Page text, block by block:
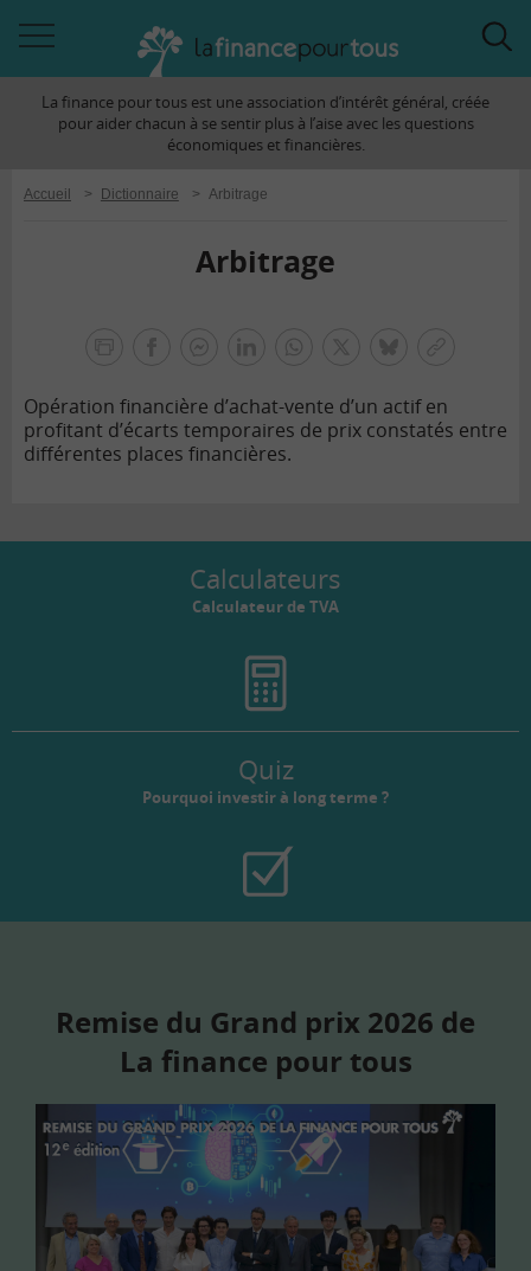
àLa finance pour tous est une association d’intérêt général, créée
pour aider chacun à se sentir plus à l’aise avec les questions
économiques et financières.
Accueil > Dictionnaire > Arbitrage
Arbitrage
lien
Opération financière d’achat-vente d’un actif en
profitant d’écarts temporaires de prix constatés entre
différentes places financières.
Calculateurs
Calculateur de TVA
Quiz
Pourquoi investir à long terme ?
Remise du Grand prix 2026 de
La finance pour tous